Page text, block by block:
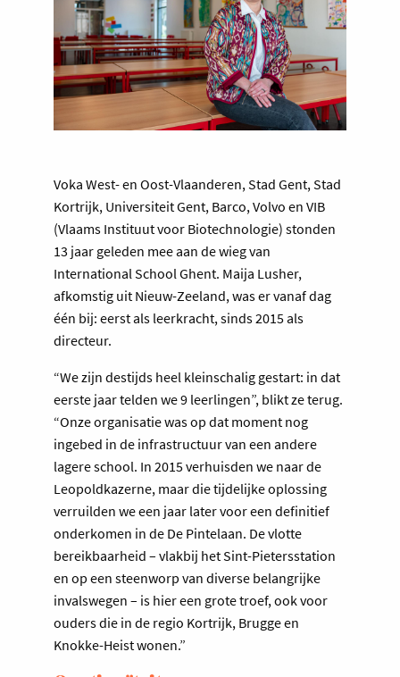
Voka West- en Oost-Vlaanderen, Stad Gent, Stad
Kortrijk, Universiteit Gent, Barco, Volvo en VIB
(Vlaams Instituut voor Biotechnologie) stonden
13 jaar geleden mee aan de wieg van
International School Ghent. Maija Lusher,
afkomstig uit Nieuw-Zeeland, was er vanaf dag
één bij: eerst als leerkracht, sinds 2015 als
directeur.
“We zijn destijds heel kleinschalig gestart: in dat
eerste jaar telden we 9 leerlingen”, blikt ze terug.
“Onze organisatie was op dat moment nog
ingebed in de infrastructuur van een andere
lagere school. In 2015 verhuisden we naar de
Leopoldkazerne, maar die tijdelijke oplossing
verruilden we een jaar later voor een definitief
onderkomen in de De Pintelaan. De vlotte
bereikbaarheid – vlakbij het Sint-Pietersstation
en op een steenworp van diverse belangrijke
invalswegen – is hier een grote troef, ook voor
ouders die in de regio Kortrijk, Brugge en
Knokke-Heist wonen.”